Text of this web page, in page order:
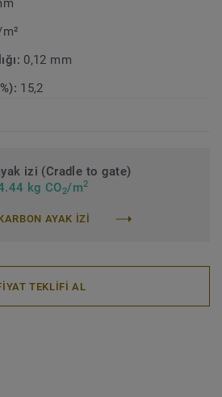
0,12 mm
15,2
izi (Cradle to gate)
kg CO2/m2
AYAK IZI
TEKLİFİ AL